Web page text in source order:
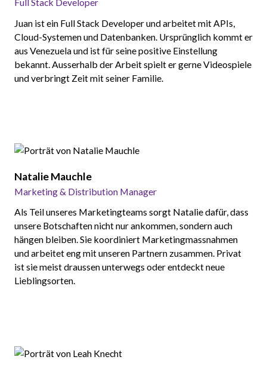
Juan ist ein Full Stack Developer und arbeitet mit APIs,
Cloud-Systemen und Datenbanken. Ursprünglich kommt er
aus Venezuela und ist für seine positive Einstellung
bekannt. Ausserhalb der Arbeit spielt er gerne Videospiele
und verbringt Zeit mit seiner Familie.
Natalie Mauchle
Marketing & Distribution Manager
Als Teil unseres Marketingteams sorgt Natalie dafür, dass
unsere Botschaften nicht nur ankommen, sondern auch
hängen bleiben. Sie koordiniert Marketingmassnahmen
und arbeitet eng mit unseren Partnern zusammen. Privat
ist sie meist draussen unterwegs oder entdeckt neue
Lieblingsorten.